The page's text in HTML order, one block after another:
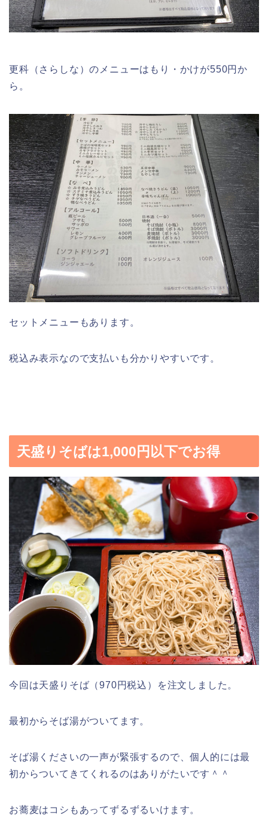
更科（さらしな）のメニューはもり・かけが550円か
ら。
セットメニューもあります。
税込み表示なので支払いも分かりやすいです。
天盛りそばは1,000円以下でお得
今回は天盛りそば（970円税込）を注文しました。
最初からそば湯がついてます。
そば湯くださいの一声が緊張するので、個人的には最
初からついてきてくれるのはありがたいです＾＾
お蕎麦はコシもあってずるずるいけます。